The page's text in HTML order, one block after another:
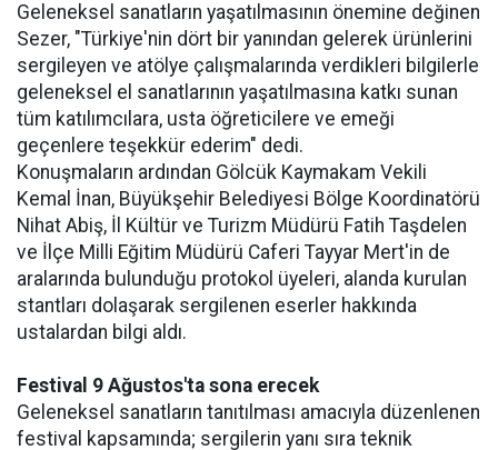
Geleneksel sanatların yaşatılmasının önemine değinen
Sezer, "Türkiye'nin dört bir yanından gelerek ürünlerini
sergileyen ve atölye çalışmalarında verdikleri bilgilerle
geleneksel el sanatlarının yaşatılmasına katkı sunan
tüm katılımcılara, usta öğreticilere ve emeği
geçenlere teşekkür ederim" dedi.
Konuşmaların ardından Gölcük Kaymakam Vekili
Kemal İnan, Büyükşehir Belediyesi Bölge Koordinatörü
Nihat Abiş, İl Kültür ve Turizm Müdürü Fatih Taşdelen
ve İlçe Milli Eğitim Müdürü Caferi Tayyar Mert'in de
aralarında bulunduğu protokol üyeleri, alanda kurulan
stantları dolaşarak sergilenen eserler hakkında
ustalardan bilgi aldı.
Festival 9 Ağustos'ta sona erecek
Geleneksel sanatların tanıtılması amacıyla düzenlenen
festival kapsamında; sergilerin yanı sıra teknik